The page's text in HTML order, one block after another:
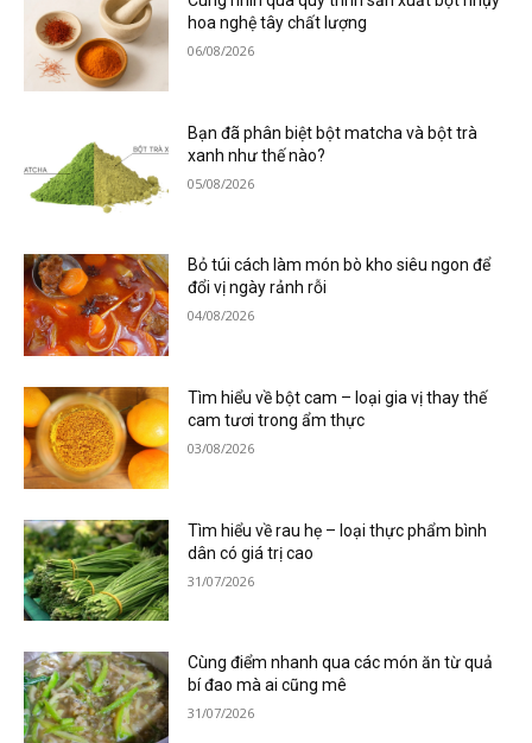
hoa nghệ tây chất lượng
06/08/2026
Bạn đã phân biệt bột matcha và bột trà
xanh như thế nào?
05/08/2026
Bỏ túi cách làm món bò kho siêu ngon để
đổi vị ngày rảnh rỗi
04/08/2026
Tìm hiểu về bột cam – loại gia vị thay thế
cam tươi trong ẩm thực
03/08/2026
Tìm hiểu về rau hẹ – loại thực phẩm bình
dân có giá trị cao
31/07/2026
Cùng điểm nhanh qua các món ăn từ quả
bí đao mà ai cũng mê
31/07/2026